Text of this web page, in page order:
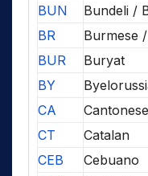
BUN
Bundeli /
BR
Burmese
BUR
Buryat
BY
CA
CT
Catalan
CEB
Cebuano